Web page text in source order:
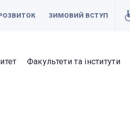
ЗИМОВИЙ ВСТУП
Факультети та інститути